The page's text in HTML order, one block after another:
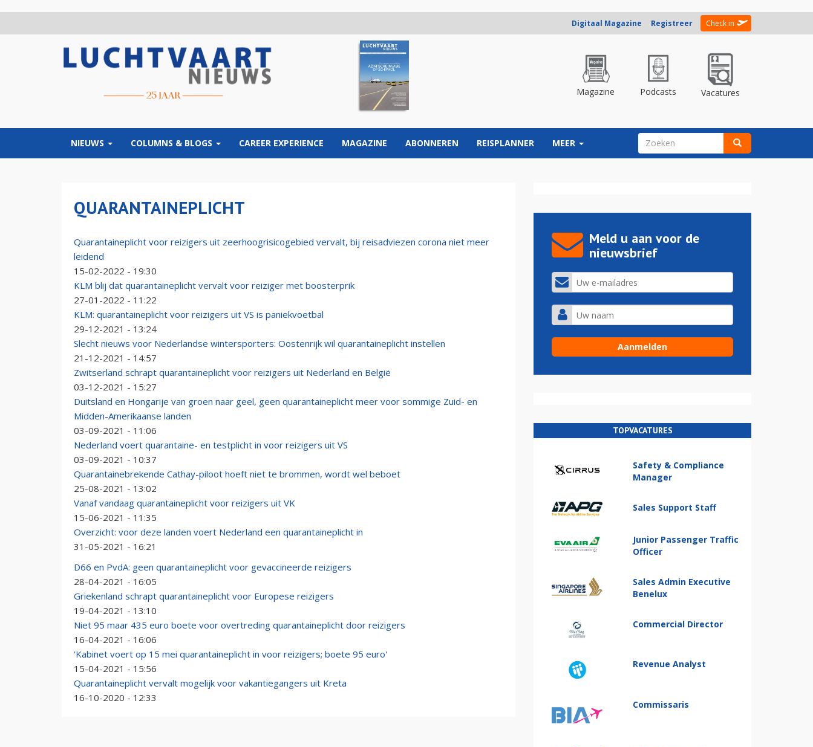
Digitaal Magazine Registreer Check in
Magazine Podcasts Vacatures
NIEUWS COLUMNS & BLOGS CAREER EXPERIENCE MAGAZINE ABONNEREN REISPLANNER MEER ZOEKVELD
QUARANTAINEPLICHT
Quarantaineplicht voor reizigers uit zeerhoogrisicogebied vervalt, bij reisadviezen corona niet meer
leidend
15-02-2022 - 19:30
KLM blij dat quarantaineplicht vervalt voor reiziger met boosterprik
27-01-2022 - 11:22
KLM: quarantaineplicht voor reizigers uit VS is paniekvoetbal
29-12-2021 - 13:24
Slecht nieuws voor Nederlandse wintersporters: Oostenrijk wil quarantaineplicht instellen
21-12-2021 - 14:57
Zwitserland schrapt quarantaineplicht voor reizigers uit Nederland en België
03-12-2021 - 15:27
Duitsland en Hongarije van groen naar geel, geen quarantaineplicht meer voor sommige Zuid- en
Midden-Amerikaanse landen
03-09-2021 - 11:06
Nederland voert quarantaine- en testplicht in voor reizigers uit VS
03-09-2021 - 10:37
Quarantainebrekende Cathay-piloot hoeft niet te brommen, wordt wel beboet
25-08-2021 - 13:02
Vanaf vandaag quarantaineplicht voor reizigers uit VK
15-06-2021 - 11:35
Overzicht: voor deze landen voert Nederland een quarantaineplicht in
31-05-2021 - 16:21
D66 en PvdA: geen quarantaineplicht voor gevaccineerde reizigers
28-04-2021 - 16:05
Griekenland schrapt quarantaineplicht voor Europese reizigers
19-04-2021 - 13:10
Niet 95 maar 435 euro boete voor overtreding quarantaineplicht door reizigers
16-04-2021 - 16:06
'Kabinet voert op 15 mei quarantaineplicht in voor reizigers; boete 95 euro'
15-04-2021 - 15:56
Quarantaineplicht vervalt mogelijk voor vakantiegangers uit Kreta
16-10-2020 - 12:33
Meld u aan voor de
nieuwsbrief
TOPVACATURES
Safety & Compliance
Manager
Sales Support Staff
Junior Passenger Traffic
Officer
Sales Admin Executive
Benelux
Commercial Director
Revenue Analyst
Commissaris